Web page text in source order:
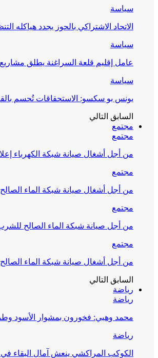
سياسة
الاتحاد الاشتراكي بالحوز يجدد هياكله
سياسة
عامل إقليم قلعة السراغنة يطلق مشاريع تنموية
سياسة
يونس بو سكسو: الاستحقاقات تُحسم
السابق التالي
مجتمع
مجتمع
من أجل أشغال صيانة شبكة الكهرباء
مجتمع
من أجل أشغال صيانة شبكة الماء
مجتمع
من أجل صيانة شبكة الماء الصالح
مجتمع
من أجل أشغال صيانة شبكة الماء
السابق التالي
رياضة
رياضة
محمد وهبي: فخورون بمشوار الأسود
رياضة
الكوكب المراكشي ينعش آمال البقاء